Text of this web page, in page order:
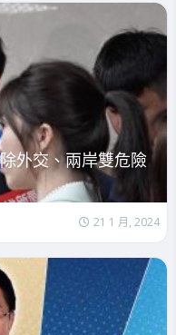
外交、兩岸雙危險
21 1 月, 2024